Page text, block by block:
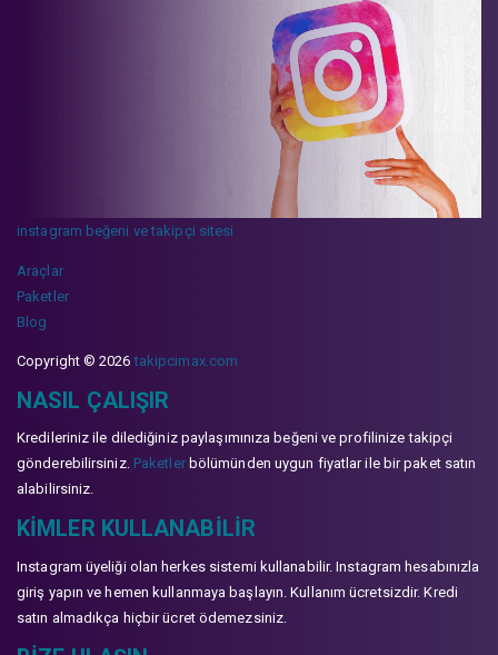
instagram beğeni ve takipçi sitesi
Araçlar
Paketler
Blog
Copyright © 2026takipcimax.com
NASIL ÇALIŞIR
Kredileriniz ile dilediğiniz paylaşımınıza beğeni ve profilinize takipçi
gönderebilirsiniz. Paketlerbölümünden uygun fiyatlar ile bir paket satın
alabilirsiniz.
KIMLER KULLANABILIR
Instagram üyeliği olan herkes sistemi kullanabilir. Instagram hesabınızla
giriş yapın ve hemen kullanmaya başlayın. Kullanım ücretsizdir. Kredi
satın almadıkça hiçbir ücret ödemezsiniz.